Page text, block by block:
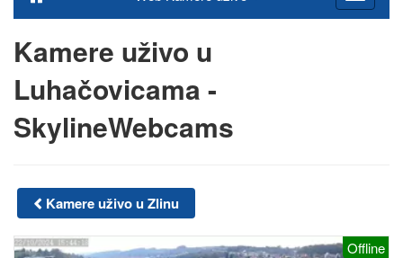
Kamere uživo u
Luhačovicama -
SkylineWebcams
Kamere uživo u Zlinu
Offline